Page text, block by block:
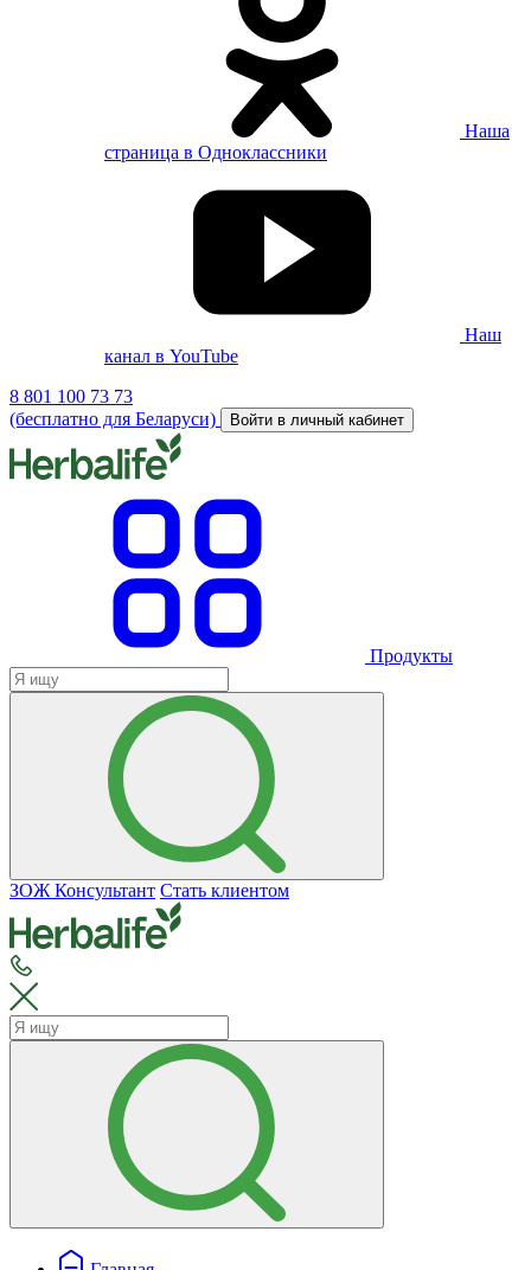
Наша
страница в Одноклассники
Наш
канал в YouTube
8 801 100 73 73
(бесплатно для Беларуси)
Войти в личный кабинет
Продукты
ЗОЖ Консультант Стать клиентом